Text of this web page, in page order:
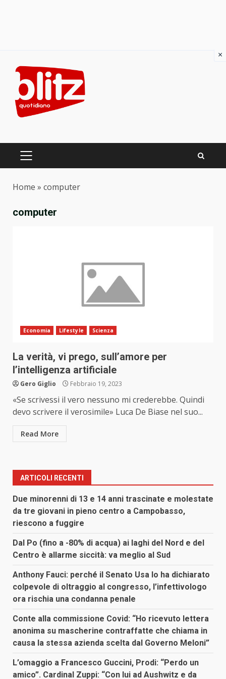
content
PRIMARY
Home » computer
computer
Economia Lifestyle Scienza
La verità, vi prego, sull’amore per
l’intelligenza artificiale
Gero Giglio Febbraio 19, 2023
«Se scrivessi il vero nessuno mi crederebbe. Quindi
devo scrivere il verosimile» Luca De Biase nel suo...
Read More
ARTICOLI RECENTI
Due minorenni di 13 e 14 anni trascinate e molestate
da tre giovani in pieno centro a Campobasso,
riescono a fuggire
Dal Po (fino a -80% di acqua) ai laghi del Nord e del
Centro è allarme siccità: va meglio al Sud
Anthony Fauci: perché il Senato Usa lo ha dichiarato
colpevole di oltraggio al congresso, l’infettivologo
ora rischia una condanna penale
Conte alla commissione Covid: “Ho ricevuto lettera
anonima su mascherine contraffatte che chiama in
causa la stessa azienda scelta dal Governo Meloni”
L’omaggio a Francesco Guccini, Prodi: “Perdo un
amico”. Cardinal Zuppi: “Con lui ad Aushwitz e da
×